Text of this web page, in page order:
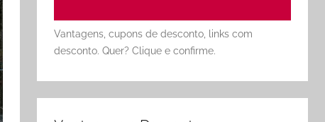
Vantagens, cupons de desconto, links com
desconto. Quer? Clique e confirme.